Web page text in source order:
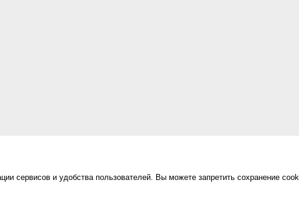
сервисов и удобства пользователей. Вы можете запретить сохранение